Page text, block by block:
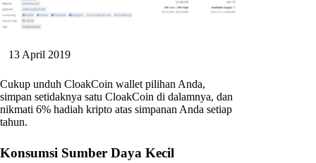
13 April 2019
Cukup unduh CloakCoin wallet pilihan Anda,
simpan setidaknya satu CloakCoin di dalamnya, dan
nikmati 6% hadiah kripto atas simpanan Anda setiap
tahun.
Konsumsi Sumber Daya Kecil